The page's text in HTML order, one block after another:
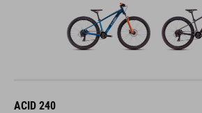
ACID 240